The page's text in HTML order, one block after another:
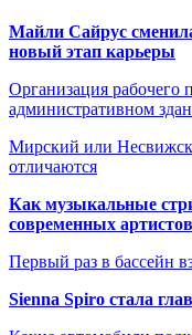
Майли Сайрус
новый этап карьеры
Организация рабочего
административном
Мирский или
отличаются
Как музыкальные
современных артистов
Первый раз в бассейн
Sienna Spiro стала